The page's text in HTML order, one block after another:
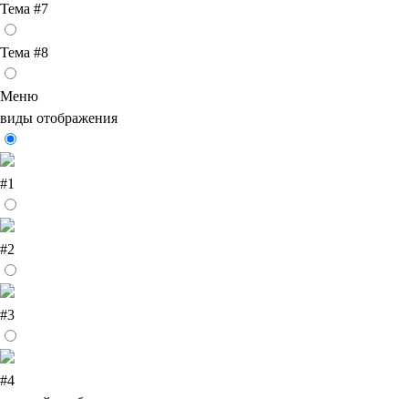
Тема #7
Тема #8
Меню
виды отображения
#1
#2
#3
#4